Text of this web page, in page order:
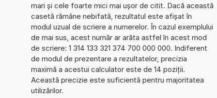
mari și cele foarte mici mai ușor de citit. Dacă această
casetă rămâne nebifată, rezultatul este afișat în
modul uzual de scriere a numerelor. În cazul exemplului
de mai sus, acest număr ar arăta astfel în acest mod
de scriere: 1 314 133 321 374 700 000 000. Indiferent
de modul de prezentare a rezultatelor, precizia
maximă a acestui calculator este de 14 poziții.
Această precizie este suficientă pentru majoritatea
utilizărilor.